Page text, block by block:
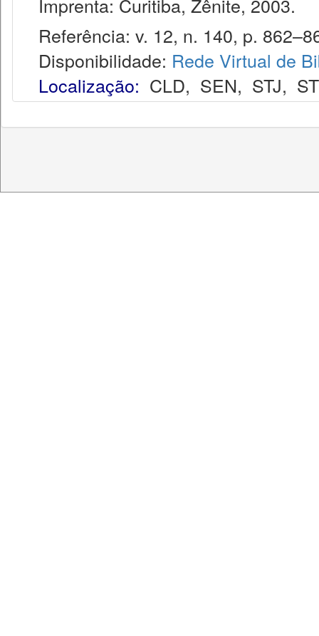
Referência: v. 12, n. 140, p.
Disponibilidade: Rede Virtual de
Localização: CLD, SEN, STJ,